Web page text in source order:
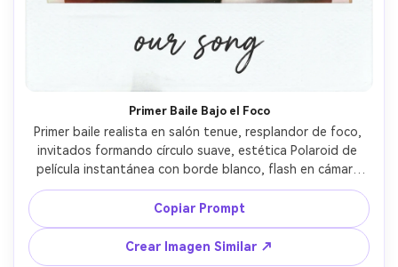
Primer Baile Bajo el Foco
Primer baile realista en salón tenue, resplandor de foco,
invitados formando círculo suave, estética Polaroid de
película instantánea con borde blanco, flash en cámara
iluminando telas, grano sutil y fugas de luz, lente de
50mm, encuadre a media distancia, ambiente romántico
de ensueño, leyenda manuscrita “nuestra canción” --ar
4:5
Copiar Prompt
Crear Imagen Similar ↗